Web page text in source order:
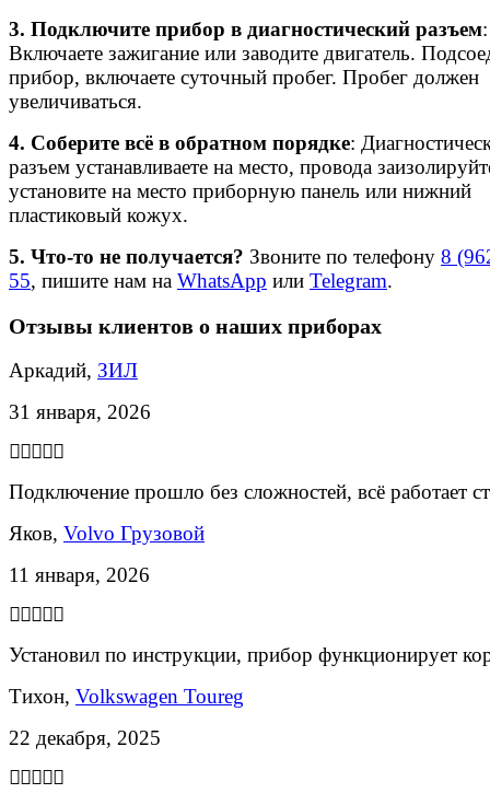
3. Подключите прибор в диагностический разъем:
Включаете зажигание или заводите двигатель.
прибор, включаете суточный пробег. Пробег должен
увеличиваться.
4. Соберите всё в обратном порядке:
разъем устанавливаете на место, провода
установите на место приборную панель или нижний
пластиковый кожух.
5. Что-то не получается? Звоните по телефону 8
55, пишите нам на WhatsApp или Telegram.
Отзывы клиентов о наших приборах
Аркадий, ЗИЛ
31 января, 2026
Подключение прошло без сложностей, всё работает
Яков, Volvo Грузовой
11 января, 2026
Установил по инструкции, прибор функционирует
Тихон, Volkswagen Toureg
22 декабря, 2025